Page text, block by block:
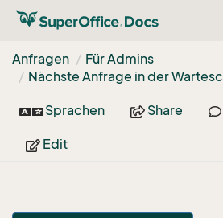
Anfragen
Für Admins
Nächste Anfrage in der
Sprachen Share
Edit